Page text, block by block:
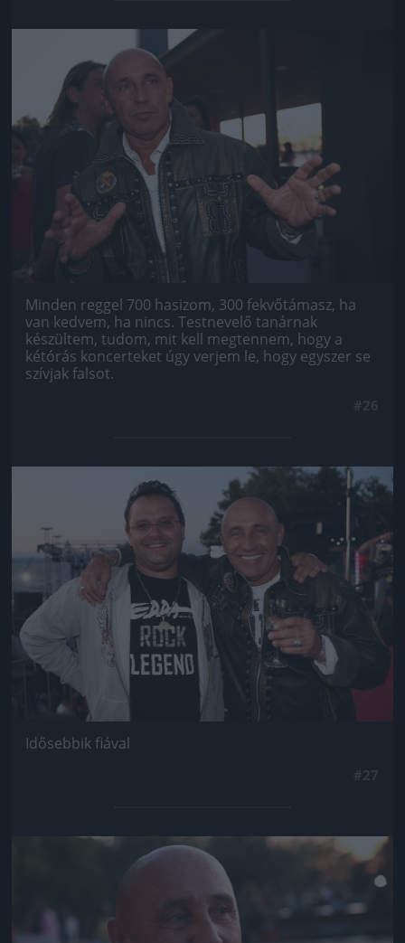
Jön még kép!
Minden reggel 700 hasizom, 300 fekvőtámasz, ha
van kedvem, ha nincs. Testnevelő tanárnak
készültem, tudom, mit kell megtennem, hogy a
kétórás koncerteket úgy verjem le, hogy egyszer se
szívjak falsot.
Jön még kép!
Idősebbik fiával
Jön még kép!